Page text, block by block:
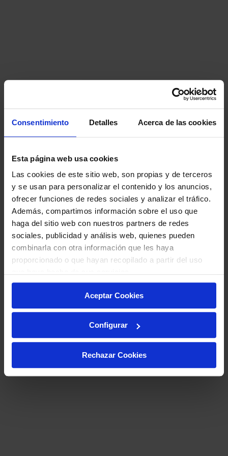
Consentimiento Detalles Acerca de las cookies
Esta página web usa cookies
Las cookies de este sitio web, son propias y de terceros
y se usan para personalizar el contenido y los anuncios,
ofrecer funciones de redes sociales y analizar el tráfico.
Además, compartimos información sobre el uso que
haga del sitio web con nuestros partners de redes
sociales, publicidad y análisis web, quienes pueden
combinarla con otra información que les haya
proporcionado o que hayan recopilado a partir del uso
Aceptar Cookies
Configurar
Rechazar Cookies